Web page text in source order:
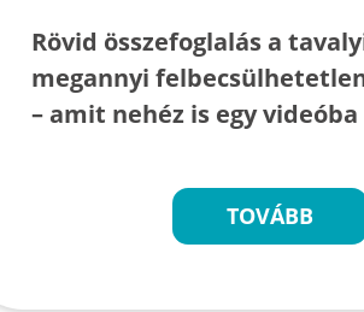
Rövid összefoglalás a
megannyi
– amit nehéz is egy
TOVÁBB